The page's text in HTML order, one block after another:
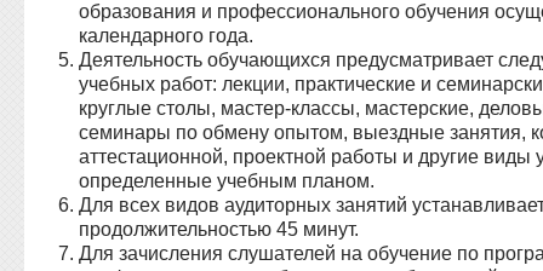
образования и профессионального обучения
календарного года.
Деятельность обучающихся предусматривает
учебных работ: лекции, практические и
круглые столы, мастер-классы, мастерские,
семинары по обмену опытом, выездные занятия,
аттестационной, проектной работы и другие виды
определенные учебным планом.
Для всех видов аудиторных занятий
продолжительностью 45 минут.
Для зачисления слушателей на обучение по